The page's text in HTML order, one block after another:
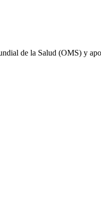
de la Salud (OMS) y